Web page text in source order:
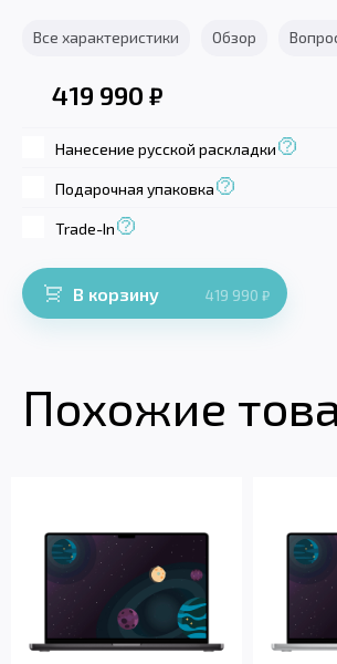
Все характеристики Обзор
419 990 ₽
Нанесение русской раскладки
Подарочная упаковка
Trade-In
В корзину 419 990 ₽
Похожие